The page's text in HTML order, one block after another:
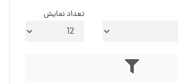
تعداد نمایش